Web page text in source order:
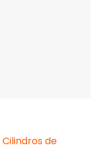
Cilindros de